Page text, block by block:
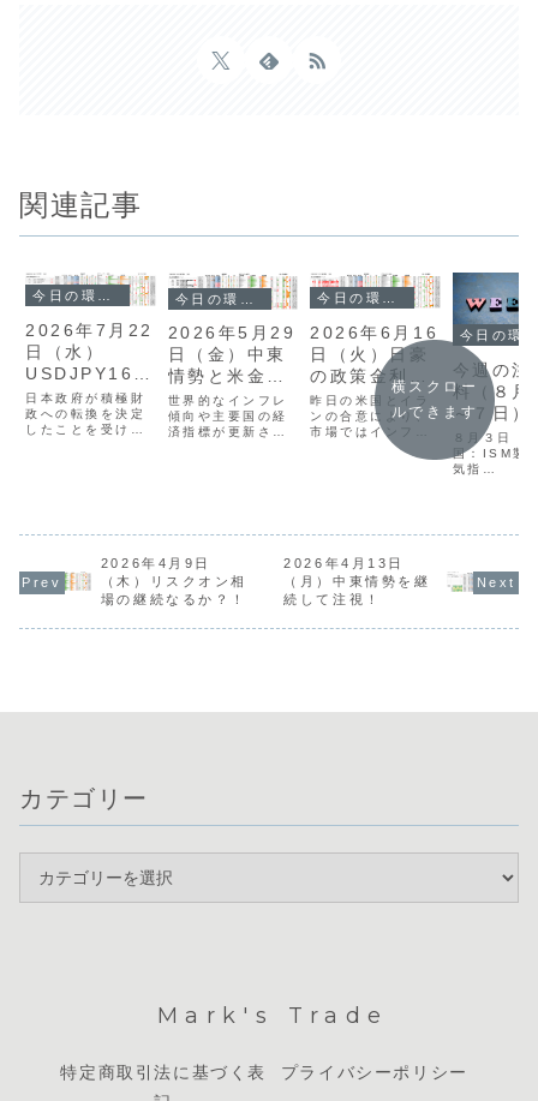
関連記事
2026年7月22
日（水）
USDJPY163
円台に警戒！
日本政府が積極財
政への転換を決定
したことを受け、
強含む一方、円は
もおかしくない警
戒水準に達してい
ます。通貨相関で
2026年5月29
日（金）中東
情勢と米金融
当局発言に注
意！
世界的なインフレ
傾向や主要国の経
済指標が更新され
費者物価指数の動
向が今後の通貨価
値を左右する重要
な鍵となります。
今日の環境分析
2026年6月16
日（火）日豪
の政策金利に
注目！
昨日の米国とイラ
ンの合意により、
市場ではインフレ
懸念が和らぎドル
安が進みました。
す。現在、豪ドル
は強い動きを見せ
ていますが、政策
金利据え置き後の
今週の注
料（８月
～７日）
８月３日（
国：ISM製
気指
件数 ５
（水）米国
横スクロー
ルできます
2026年4月9日
（木）リスクオン相
場の継続なるか？！
2026年4月13日
（月）中東情勢を継
続して注視！
カテゴリー
Mark's Trade
特定商取引法に基づく表
プライバシーポリシー